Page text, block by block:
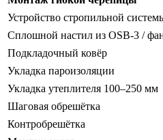
Устройство стропильной
Сплошной настил из OSB-3 /
Подкладочный ковёр
Укладка пароизоляции
Укладка утеплителя 100–250 мм
Шаговая обрешётка
Контробрешётка